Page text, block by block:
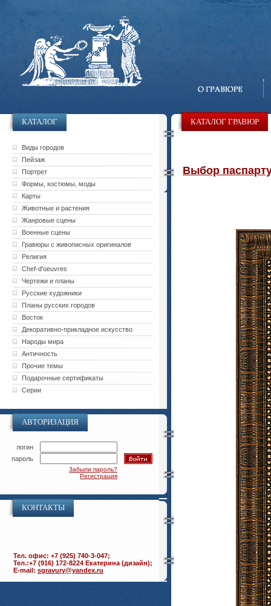
КАТАЛОГ
Виды городов
Пейзаж
Портрет
Формы, костюмы, моды
Карты
Животные и растения
Жанровые сцены
Военные сцены
Гравюры с живописных оригиналов
Религия
Chef-d'oeuvres
Чертежи и планы
Русские художники
Планы русских городов
Восток
Декоративно-прикладное искусство
Народы мира
Античность
Прочие темы
Подарочные сертификаты
Серии
АВТОРИЗАЦИЯ
логин
пароль
Забыли пароль?
Регистрация
КОНТАКТЫ
Тел. офис: +7 (925) 740-3-047;
Тел.:+7 (916) 172-8224 Екатерина (дизайн);
E-mail: sgravury@yandex.ru
КАТАЛОГ ГРАВЮР
Выбор